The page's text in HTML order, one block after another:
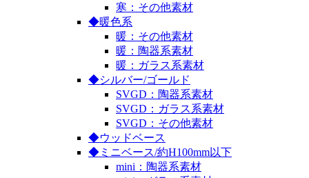
寒：その他素材
◆暖色系
暖：その他素材
暖：陶器系素材
暖：ガラス系素材
◆シルバー/ゴールド
SVGD：陶器系素材
SVGD：ガラス系素材
SVGD：その他素材
◆ウッドベース
◆ミニベース/約H100mm以下
mini：陶器系素材